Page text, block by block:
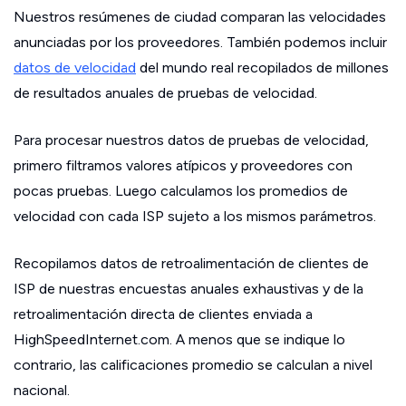
Nuestros resúmenes de ciudad comparan las velocidades
anunciadas por los proveedores. También podemos incluir
datos de velocidad del mundo real recopilados de millones
de resultados anuales de pruebas de velocidad.
Para procesar nuestros datos de pruebas de velocidad,
primero filtramos valores atípicos y proveedores con
pocas pruebas. Luego calculamos los promedios de
velocidad con cada ISP sujeto a los mismos parámetros.
Recopilamos datos de retroalimentación de clientes de
ISP de nuestras encuestas anuales exhaustivas y de la
retroalimentación directa de clientes enviada a
HighSpeedInternet.com. A menos que se indique lo
contrario, las calificaciones promedio se calculan a nivel
nacional.